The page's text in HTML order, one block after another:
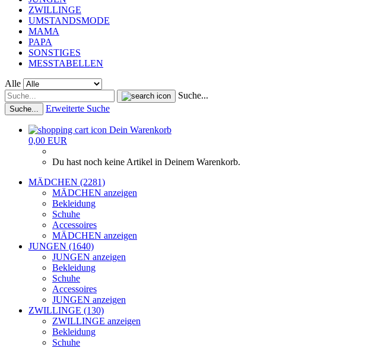
ZWILLINGE
UMSTANDSMODE
MAMA
PAPA
SONSTIGES
MESSTABELLEN
Alle
Suche...
Suche... Erweiterte Suche
Dein Warenkorb
0,00 EUR
Du hast noch keine Artikel in Deinem Warenkorb.
MÄDCHEN (2281)
MÄDCHEN anzeigen
Bekleidung
Schuhe
Accessoires
MÄDCHEN anzeigen
JUNGEN (1640)
JUNGEN anzeigen
Bekleidung
Schuhe
Accessoires
JUNGEN anzeigen
ZWILLINGE (130)
ZWILLINGE anzeigen
Bekleidung
Schuhe